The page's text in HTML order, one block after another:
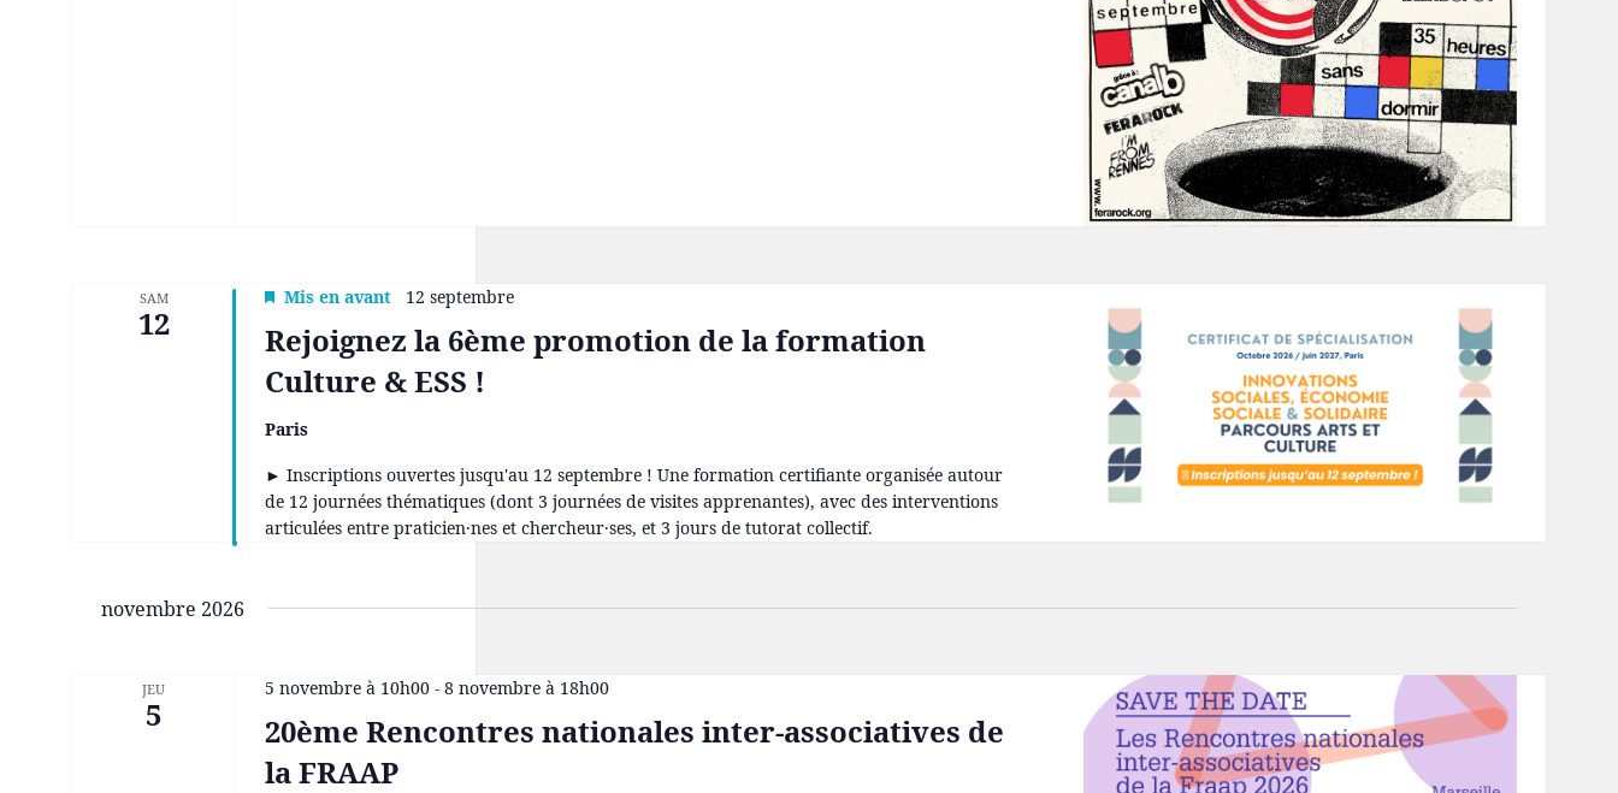
SAM
12
Rejoignez la 6ème promotion de la formation
Culture & ESS !
Mis en avant 12 septembre
Paris
► Inscriptions ouvertes jusqu'au 12 septembre ! Une formation certifiante organisée autour
de 12 journées thématiques (dont 3 journées de visites apprenantes), avec des interventions
articulées entre praticien·nes et chercheur·ses, et 3 jours de tutorat collectif.
novembre 2026
JEU
5
20ème Rencontres nationales inter-associatives de
la FRAAP
5 novembre à 10h00- 8 novembre à 18h00